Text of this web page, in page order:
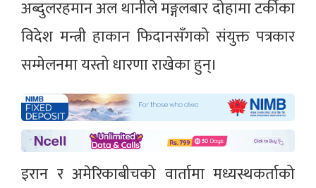
अब्दुलरहमान अल थानीले मङ्गलबार दोहामा टर्कीका
विदेश मन्त्री हाकान फिदानसँगको संयुक्त पत्रकार
सम्मेलनमा यस्तो धारणा राखेका हुन्।
इरान र अमेरिकाबीचको वार्तामा मध्यस्थकर्ताको